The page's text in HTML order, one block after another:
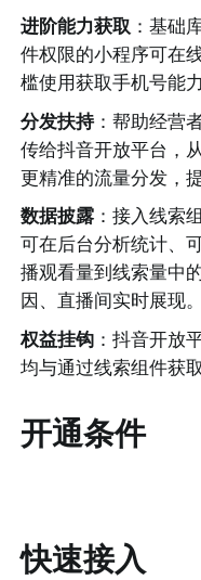
进阶能力获取 ：基础
件权限的小程序可在
槛使用获取手机号能
分发扶持：帮助经营
传给抖音开放平台，
更精准的流量分发，
数据披露 ：接入线索
可在后台分析统计、
播观看量到线索量中
因、直播间实时展现。
权益挂钩 ：抖音开放
均与通过线索组件获
开通条件
快速接入